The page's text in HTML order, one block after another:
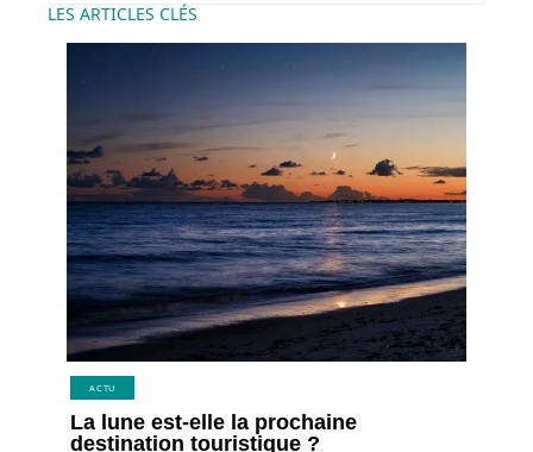
LES ARTICLES CLÉS
ACTU
La lune est-elle la prochaine
destination touristique ?